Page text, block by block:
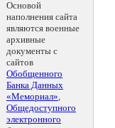
Основой
наполнения сайта
являются военные
архивные
документы с
сайтов
Обобщенного
Банка Данных
«Мемориал»,
Общедоступного
электронного